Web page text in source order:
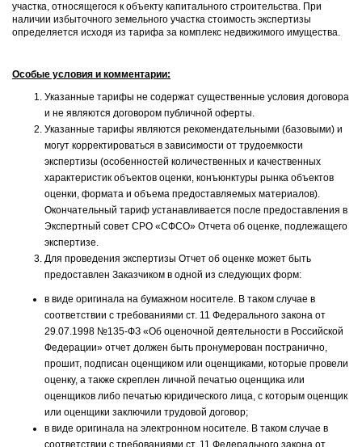
участка, относящегося к объекту капитального строительства. При
наличии избыточного земельного участка стоимость экспертизы
определяется исходя из тарифа за комплекс недвижимого имущества.
Особые условия и комментарии:
Указанные тарифы не содержат существенные условия договора
и не являются договором публичной оферты.
Указанные тарифы являются рекомендательными (базовыми) и
могут корректироваться в зависимости от трудоемкости
экспертизы (особенностей количественных и качественных
характеристик объектов оценки, конъюнктуры рынка объектов
оценки, формата и объема предоставляемых материалов).
Окончательный тариф устанавливается после предоставления в
Экспертный совет СРО «СФСО» Отчета об оценке, подлежащего
экспертизе.
Для проведения экспертизы Отчет об оценке может быть
предоставлен Заказчиком в одной из следующих форм:
в виде оригинала на бумажном носителе. В таком случае в
соответствии с требованиями ст. 11 Федерального закона от
29.07.1998 №135-ФЗ «Об оценочной деятельности в Российской
Федерации» отчет должен быть пронумерован постранично,
прошит, подписан оценщиком или оценщиками, которые провели
оценку, а также скреплен личной печатью оценщика или
оценщиков либо печатью юридического лица, с которым оценщик
или оценщики заключили трудовой договор;
в виде оригинала на электронном носителе. В таком случае в
соответствии с требованиями ст. 11 Федерального закона от